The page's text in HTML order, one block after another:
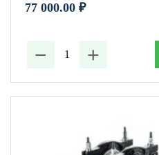
77 000.00 ₽
− +